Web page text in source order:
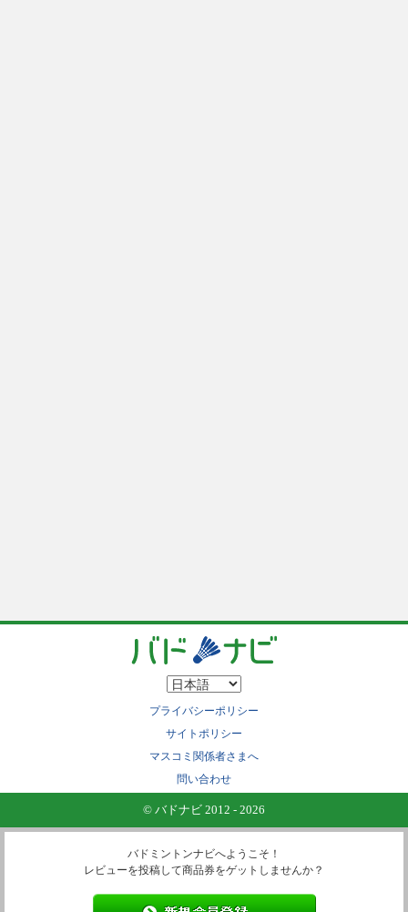
プライバシーポリシー
サイトポリシー
マスコミ関係者さまへ
問い合わせ
© バドナビ 2012 - 2026
バドミントンナビへようこそ！
レビューを投稿して商品券をゲットしませんか？